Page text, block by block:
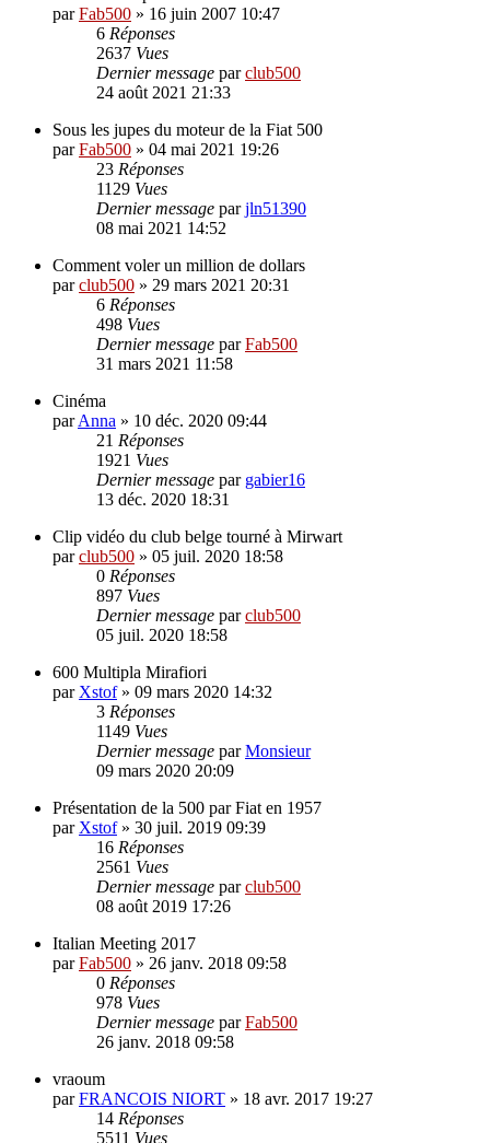
parFab500 » 16 juin 2007 10:47
6 Réponses
2637 Vues
Dernier message parclub500
24 août 2021 21:33
Sous les jupes du moteur de la Fiat 500
parFab500 » 04 mai 2021 19:26
23 Réponses
1129 Vues
Dernier message parjln51390
08 mai 2021 14:52
Comment voler un million de dollars
parclub500 » 29 mars 2021 20:31
6 Réponses
498 Vues
Dernier message parFab500
31 mars 2021 11:58
Cinéma
parAnna » 10 déc. 2020 09:44
21 Réponses
1921 Vues
Dernier message par gabier16
13 déc. 2020 18:31
Clip vidéo du club belge tourné à Mirwart
parclub500 » 05 juil. 2020 18:58
0 Réponses
897 Vues
Dernier message parclub500
05 juil. 2020 18:58
600 Multipla Mirafiori
par Xstof» 09 mars 2020 14:32
3 Réponses
1149 Vues
Dernier message parMonsieur
09 mars 2020 20:09
Présentation de la 500 par Fiat en 1957
par Xstof» 30 juil. 2019 09:39
16 Réponses
2561 Vues
Dernier message parclub500
08 août 2019 17:26
Italian Meeting 2017
parFab500 » 26 janv. 2018 09:58
0 Réponses
978 Vues
Dernier message parFab500
26 janv. 2018 09:58
vraoum
parFRANCOIS NIORT » 18 avr. 2017 19:27
14 Réponses
5511 Vues